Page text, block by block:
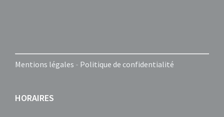
Mentions légales - Politique de confidentialité
HORAIRES